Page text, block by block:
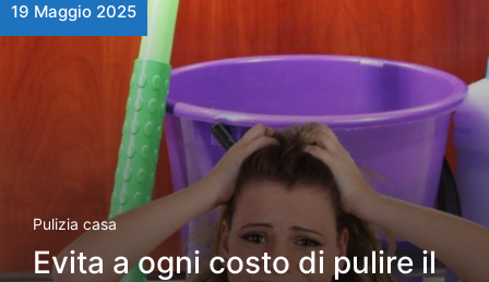
19 Maggio 2025
Pulizia casa
Evita a ogni costo di pulire il